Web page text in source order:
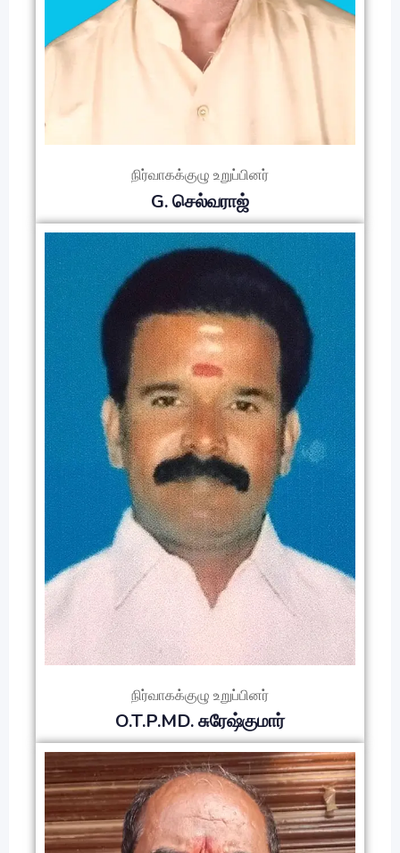
நிர்வாகக்குழு உறுப்பினர்
G. செல்வராஜ்
நிர்வாகக்குழு உறுப்பினர்
O.T.P.MD. சுரேஷ்குமார்